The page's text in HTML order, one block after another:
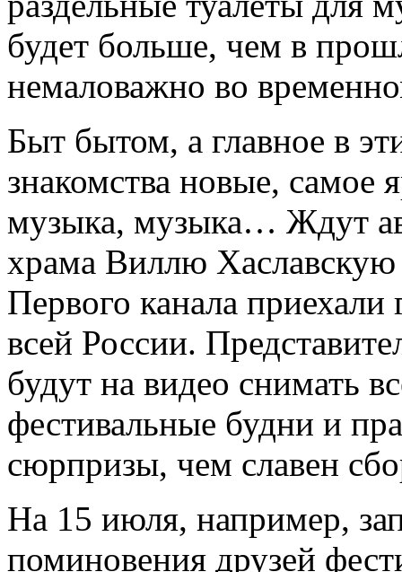
будет больше, чем в
немаловажно во
Быт бытом, а главное в
знакомства новые, самое
музыка, музыка… Ждут
храма Виллю
Первого канала
всей России.
будут на видео снимать
фестивальные будни и
сюрпризы, чем славен
На 15 июля, например,
поминовения друзей